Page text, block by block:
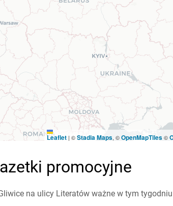
Leaflet | ©Stadia Maps, ©OpenMapTiles©
promocyjne
na ulicy Literatów ważne w tym